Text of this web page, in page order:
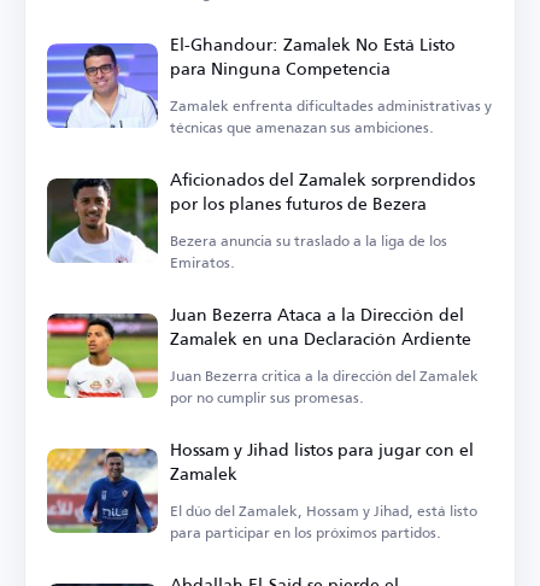
El-Ghandour: Zamalek No Está Listo
para Ninguna Competencia
Zamalek enfrenta dificultades administrativas y
técnicas que amenazan sus ambiciones.
Aficionados del Zamalek sorprendidos
por los planes futuros de Bezera
Bezera anuncia su traslado a la liga de los
Emiratos.
Juan Bezerra Ataca a la Dirección del
Zamalek en una Declaración Ardiente
Juan Bezerra critica a la dirección del Zamalek
por no cumplir sus promesas.
Hossam y Jihad listos para jugar con el
Zamalek
El dúo del Zamalek, Hossam y Jihad, está listo
para participar en los próximos partidos.